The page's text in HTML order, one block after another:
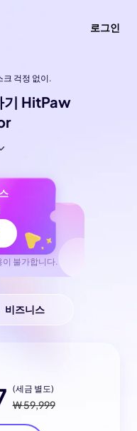
로그인
걱정 없이.
기 HitPaw
불가합니다.
비즈니스
(세금 별도)
₩ 59,999